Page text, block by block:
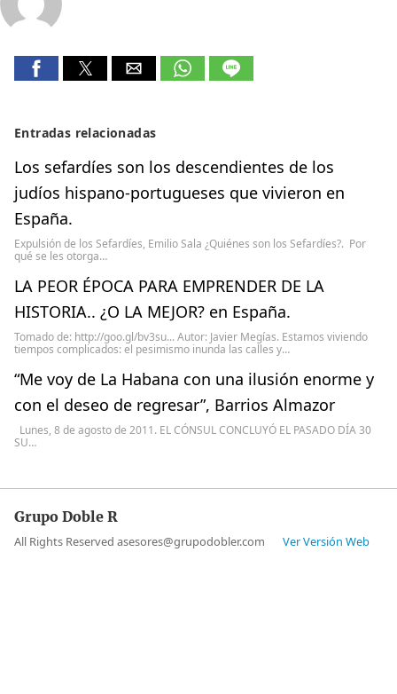
Entradas relacionadas
Los sefardíes son los descendientes de los
judíos hispano-portugueses que vivieron en
España.
Expulsión de los Sefardíes, Emilio Sala ¿Quiénes son los Sefardíes?. Por
qué se les otorga…
LA PEOR ÉPOCA PARA EMPRENDER DE LA
HISTORIA.. ¿O LA MEJOR? en España.
Tomado de: http://goo.gl/bv3su... Autor: Javier Megías. Estamos viviendo
tiempos complicados: el pesimismo inunda las calles y…
“Me voy de La Habana con una ilusión enorme y
con el deseo de regresar”, Barrios Almazor
Lunes, 8 de agosto de 2011. EL CÓNSUL CONCLUYÓ EL PASADO DÍA 30
SU…
Grupo Doble R
All Rights Reserved asesores@grupodobler.com Ver Versión Web